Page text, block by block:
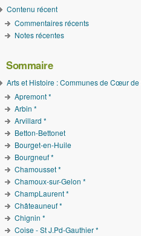
Contenu récent
Commentaires récents
Notes récentes
Sommaire
Arts et Histoire : Communes de Cœur
Apremont *
Arbin *
Arvillard *
Betton-Bettonet
Bourget-en-Huile
Bourgneuf *
Chamousset *
Chamoux-sur-Gelon *
ChampLaurent *
Châteauneuf *
Chignin *
Coise - St J.Pd-Gauthier *